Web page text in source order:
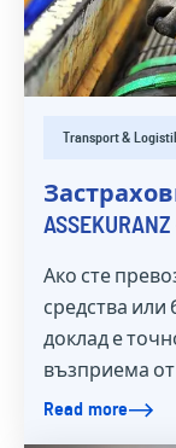
Transport &
Ако сте
средства или
доклад е
възприема
Read more